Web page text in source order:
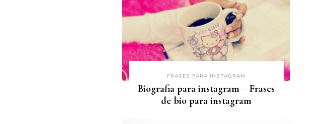
FRASES PARA INSTAGRAM
Biografia para instagram – Frases
de bio para instagram